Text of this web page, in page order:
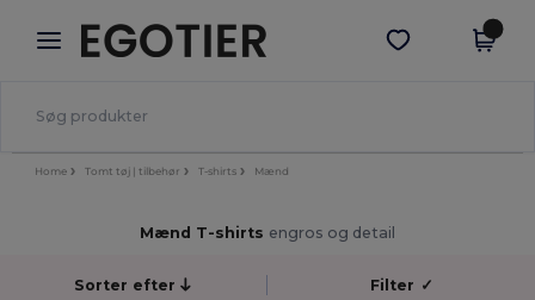
× Egotier-app
Bedre priser i appen!
Hent app
Home Tomt tøj | tilbehør T-shirts Mænd
Mænd T-shirts engros og detail
Sorter efter Filter ✓